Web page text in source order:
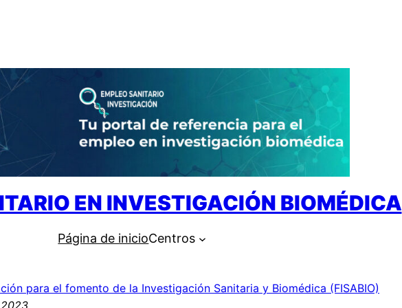
EN INVESTIGACIÓN BIOMÉDICA
Página de inicioCentros
para el fomento de la Investigación Sanitaria y Biomédica (FISABIO)